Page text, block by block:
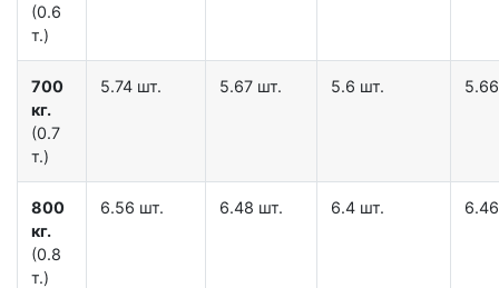
(0.6
т.)
700
кг.
(0.7
т.)
5.74 шт. 5.67 шт. 5.6 шт.
800
кг.
(0.8
т.)
6.56 шт. 6.48 шт. 6.4 шт.